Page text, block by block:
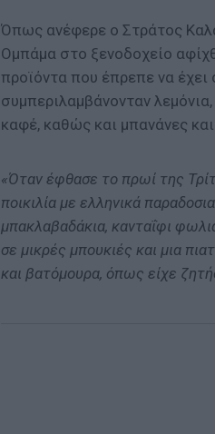
Όπως ανέφερε ο Στράτος
Ομπάμα στο ξενοδοχείο
προϊόντα που έπρεπε να
συμπεριλαμβάνονταν
καφέ, καθώς και μπανάνες
«Όταν έφθασε το πρωί της
ποικιλία με ελληνικά
μπακλαβαδάκια, κανταΐφι
σε μικρές μπουκιές και μια
και βατόμουρα, όπως είχε